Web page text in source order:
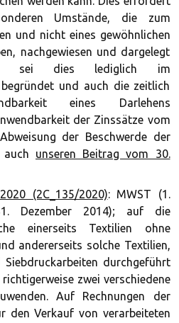
Umstände, die zum
und nicht eines gewöhnlichen
nachgewiesen und dargelegt
sei dies lediglich im
und auch die zeitlich
eines Darlehens
der Zinssätze vom
der Beschwerde der
auch unseren Beitrag vom 30.
(2C_135/2020): MWST (1.
Dezember 2014); auf die
einerseits Textilien ohne
andererseits solche Textilien,
durchgeführt
zwei verschiedene
Auf Rechnungen der
den Verkauf von verarbeiteten